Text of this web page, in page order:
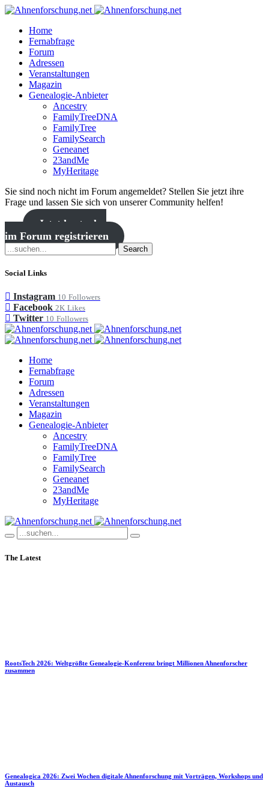
Home
Fernabfrage
Forum
Adressen
Veranstaltungen
Magazin
Genealogie-Anbieter
Ancestry
FamilyTreeDNA
FamilyTree
FamilySearch
Geneanet
23andMe
MyHeritage
Sie sind noch nicht im Forum angemeldet? Stellen Sie jetzt ihre
Frage und lassen Sie sich von unserer Community helfen!
Jetzt kostenlos
im Forum registrieren
Search
Social Links
Instagram 10 Followers
Facebook 2K Likes
Twitter 10 Followers
Home
Fernabfrage
Forum
Adressen
Veranstaltungen
Magazin
Genealogie-Anbieter
Ancestry
FamilyTreeDNA
FamilyTree
FamilySearch
Geneanet
23andMe
MyHeritage
The Latest
RootsTech 2026: Weltgrößte Genealogie-Konferenz bringt Millionen Ahnenforscher
zusammen
Genealogica 2026: Zwei Wochen digitale Ahnenforschung mit Vorträgen, Workshops und
Austausch